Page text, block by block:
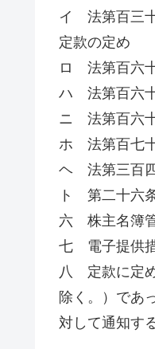
イ 法第百三
定款の定め
ロ 法第百六
ハ 法第百六
ニ 法第百六
ホ 法第百七
ヘ 法第三百
ト 第二十六
六 株主名簿
七 電子提供
八 定款に定
除く。）であ
対して通知す